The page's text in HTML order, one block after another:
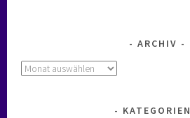
ARCHIV
Archiv
KATEGORIEN